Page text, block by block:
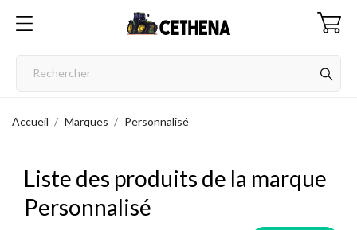
Accueil Marques Personnalisé
Liste des produits de la marque
Personnalisé